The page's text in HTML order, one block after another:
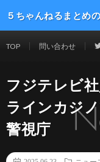
５ちゃんねるまとめ
TOP 問い合わせ
フジテレビ
ラインカジ
警視庁